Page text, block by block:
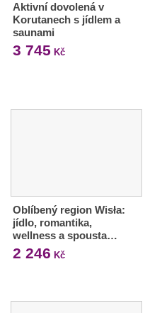
Aktivní dovolená v
Korutanech s jídlem a
saunami
3 745 Kč
Oblíbený region Wisła:
jídlo, romantika,
wellness a spousta…
2 246 Kč